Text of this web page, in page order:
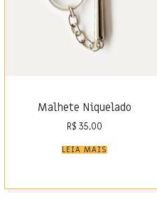
Malhete Niquelado
R$ 35,00
LEIA MAIS